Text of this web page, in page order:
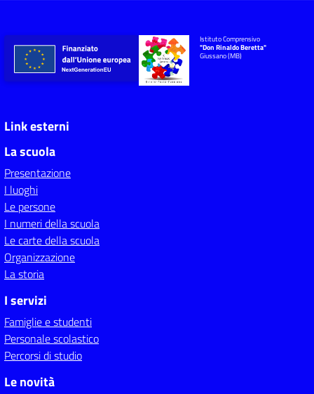
Istituto Comprensivo
"Don Rinaldo Beretta"
Giussano (MB)
Link esterni
La scuola
Presentazione
I luoghi
Le persone
I numeri della scuola
Le carte della scuola
Organizzazione
La storia
I servizi
Famiglie e studenti
Personale scolastico
Percorsi di studio
Le novità